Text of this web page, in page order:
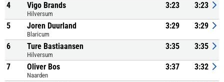
4 Vigo Brands
Hilversum
3:23 3:23
5 Joren Duurland
Blaricum
3:29 3:29
6 Ture Bastiaansen
Hilversum
3:35 3:35
7 Oliver Bos
Naarden
3:37 3:32